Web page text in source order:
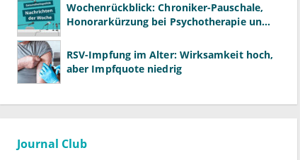
Wochenrückblick: Chroniker-Pauschale,
Honorarkürzung bei Psychotherapie und
RSV-Impfung im Alter: Wirksamkeit hoch,
aber Impfquote niedrig
Journal Club